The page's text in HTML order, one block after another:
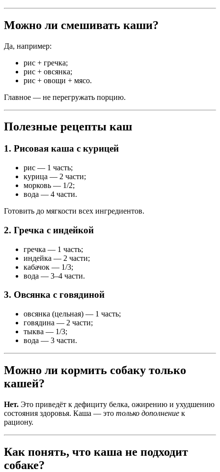
Можно ли смешивать каши?
Да, например:
рис + гречка;
рис + овсянка;
рис + овощи + мясо.
Главное — не перегружать порцию.
Полезные рецепты каш
1. Рисовая каша с курицей
рис — 1 часть;
курица — 2 части;
морковь — 1/2;
вода — 4 части.
Готовить до мягкости всех ингредиентов.
2. Гречка с индейкой
гречка — 1 часть;
индейка — 2 части;
кабачок — 1/3;
вода — 3–4 части.
3. Овсянка с говядиной
овсянка (цельная) — 1 часть;
говядина — 2 части;
тыква — 1/3;
вода — 3 части.
Можно ли кормить собаку только
кашей?
Нет. Это приведёт к дефициту белка, ожирению и ухудшению
состояния здоровья. Каша — это только дополнение к
рациону.
Как понять, что каша не подходит
собаке?